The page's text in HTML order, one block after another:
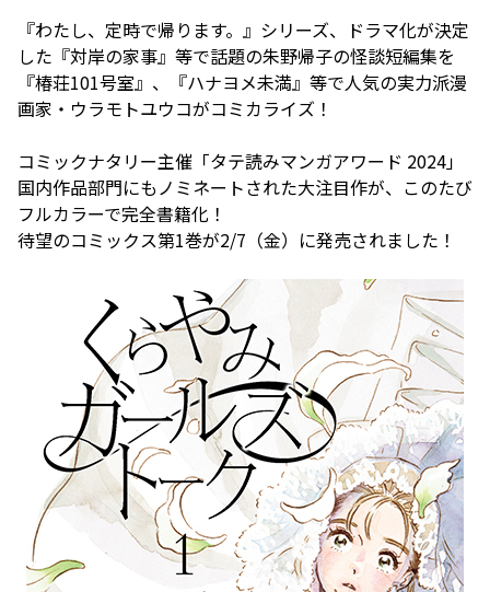
『わたし、定時で帰ります。』シリーズ、ドラマ化が決定
した『対岸の家事』等で話題の朱野帰子の怪談短編集を
『椿荘101号室』、『ハナヨメ未満』等で人気の実力派漫
画家・ウラモトユウコがコミカライズ！
コミックナタリー主催「タテ読みマンガアワード 2024」
国内作品部門にもノミネートされた大注目作が、このたび
フルカラーで完全書籍化！
待望のコミックス第1巻が2/7（金）に発売されました！